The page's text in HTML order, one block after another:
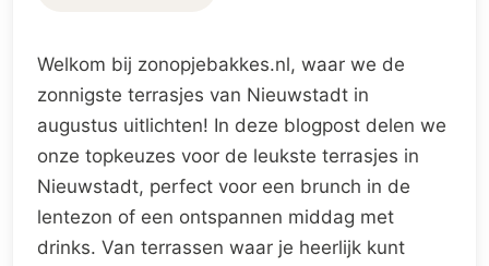
Welkom bij zonopjebakkes.nl, waar we de
zonnigste terrasjes van Nieuwstadt in
augustus uitlichten! In deze blogpost delen we
onze topkeuzes voor de leukste terrasjes in
Nieuwstadt, perfect voor een brunch in de
lentezon of een ontspannen middag met
drinks. Van terrassen waar je heerlijk kunt